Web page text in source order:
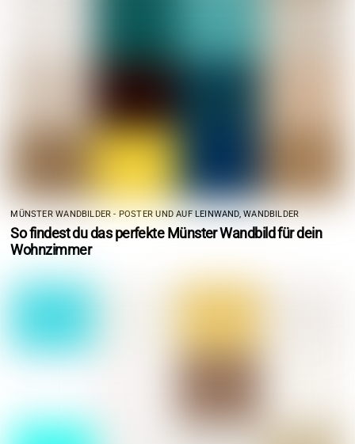
MÜNSTER WANDBILDER - POSTER UND AUF LEINWAND,WANDBILDER
So findest du das perfekte Münster Wandbild für dein
Wohnzimmer